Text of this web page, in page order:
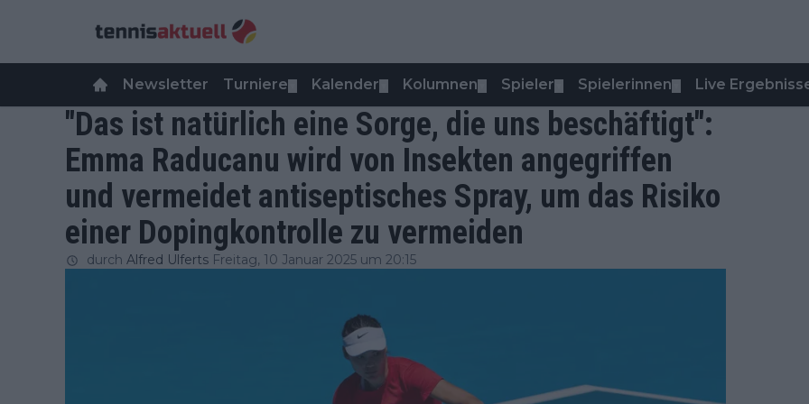
Newsletter Turniere Kalender Kolumnen Spieler Spielerinnen Live
"Das ist natürlich eine Sorge, die uns beschäftigt":
Emma Raducanu wird von Insekten angegriffen
und vermeidet antiseptisches Spray, um das Risiko
einer Dopingkontrolle zu vermeiden
durch Alfred Ulferts Freitag, 10 Januar 2025 um 20:15